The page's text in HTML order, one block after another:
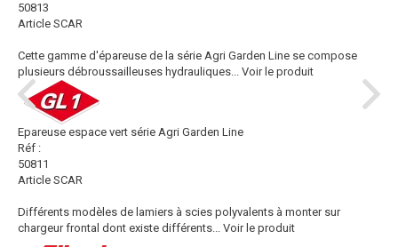
50813
Article SCAR
Cette gamme d'épareuse de la série Agri Garden Line se compose
plusieurs débroussailleuses hydrauliques... Voir le produit
Epareuse espace vert série Agri Garden Line
Réf :
50811
Article SCAR
Différents modèles de lamiers à scies polyvalents à monter sur
chargeur frontal dont existe différents... Voir le produit